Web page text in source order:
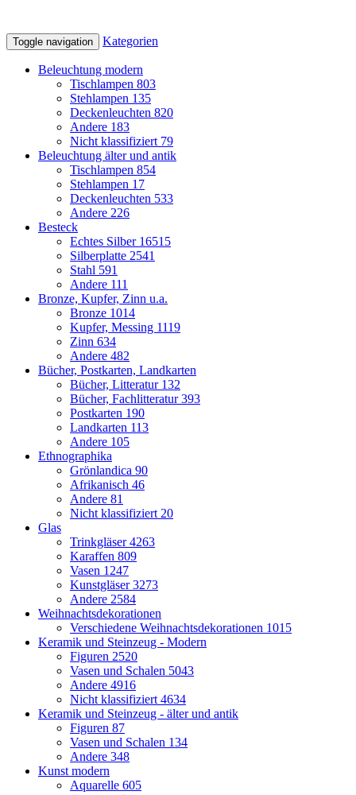
Toggle navigation Kategorien
Beleuchtung modern
Tischlampen 803
Stehlampen 135
Deckenleuchten 820
Andere 183
Nicht klassifiziert 79
Beleuchtung älter und antik
Tischlampen 854
Stehlampen 17
Deckenleuchten 533
Andere 226
Besteck
Echtes Silber 16515
Silberplatte 2541
Stahl 591
Andere 111
Bronze, Kupfer, Zinn u.a.
Bronze 1014
Kupfer, Messing 1119
Zinn 634
Andere 482
Bücher, Postkarten, Landkarten
Bücher, Litteratur 132
Bücher, Fachlitteratur393
Postkarten 190
Landkarten 113
Andere 105
Ethnographika
Grönlandica 90
Afrikanisch 46
Andere 81
Nicht klassifiziert 20
Glas
Trinkgläser4263
Karaffen 809
Vasen 1247
Kunstgläser3273
Andere 2584
Weihnachtsdekorationen
Verschiedene Weihnachtsdekorationen 1015
Keramik und Steinzeug - Modern
Figuren 2520
Vasen und Schalen 5043
Andere 4916
Nicht klassifiziert 4634
Keramik und Steinzeug - älter und antik
Figuren 87
Vasen und Schalen 134
Andere 348
Kunst modern
Aquarelle 605